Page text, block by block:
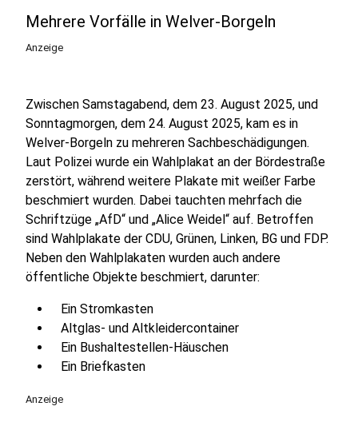
Mehrere Vorfälle in Welver-Borgeln
Anzeige
Zwischen Samstagabend, dem 23. August 2025, und
Sonntagmorgen, dem 24. August 2025, kam es in
Welver-Borgeln zu mehreren Sachbeschädigungen.
Laut Polizei wurde ein Wahlplakat an der Bördestraße
zerstört, während weitere Plakate mit weißer Farbe
beschmiert wurden. Dabei tauchten mehrfach die
Schriftzüge „AfD“ und „Alice Weidel“ auf. Betroffen
sind Wahlplakate der CDU, Grünen, Linken, BG und FDP.
Neben den Wahlplakaten wurden auch andere
öffentliche Objekte beschmiert, darunter:
Ein Stromkasten
Altglas- und Altkleidercontainer
Ein Bushaltestellen-Häuschen
Ein Briefkasten
Anzeige